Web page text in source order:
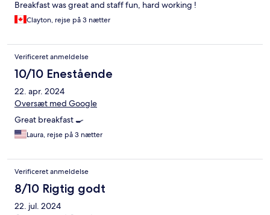
Breakfast was great and staff fun, hard working !
Clayton, rejse på 3 nætter
Verificeret anmeldelse
10/10 Enestående
22. apr. 2024
Oversæt med Google
Great breakfast 🍳
Laura, rejse på 3 nætter
Verificeret anmeldelse
8/10 Rigtig godt
22. jul. 2024